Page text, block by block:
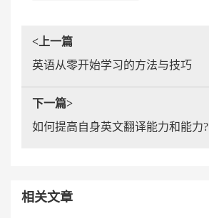
<上一篇
英语从零开始学习的方法与技巧
下一篇>
如何提高自身英文翻译能力和能力?
相关文章